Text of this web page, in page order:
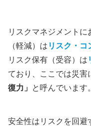
リスクマネジメント
（軽減）は リスク・コ
リスク保有（受容）は
ており、ここでは災害
復力」
と呼んでいます。
安全性はリスクを回避